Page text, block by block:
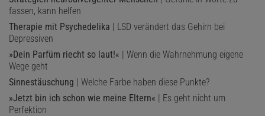
fassen, kann helfen
Therapie mit Psychedelika | LSD verändert das Gehirn bei
Depressiven
»Dein Parfüm riecht so laut!« | Wenn die Wahrnehmung eigene
Wege geht
Sinnestäuschung | Welche Farbe haben diese Punkte?
»Jetzt bin ich schon wie meine Eltern« | Es geht nicht um
Perfektion